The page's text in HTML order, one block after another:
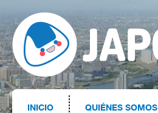
INICIO QUIÉNES SOMOS